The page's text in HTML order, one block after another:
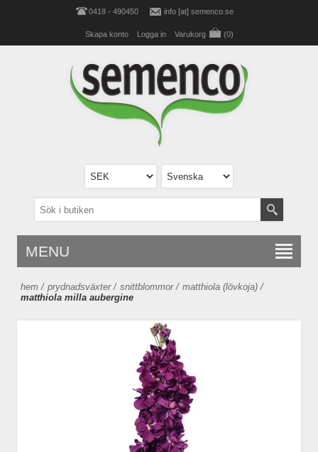
0418 - 490450 info [at] semenco.se
Skapa konto Logga in Varukorg (0)
MENU
hem / prydnadsväxter / snittblommor / matthiola (lövkoja) /
matthiola milla aubergine